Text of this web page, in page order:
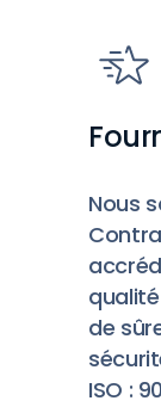
Nous
de
ISO :